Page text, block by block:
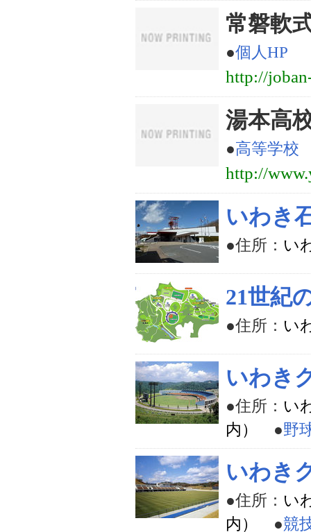
常磐軟
●個人HP
http://
湯本高
●高等学校
http://
いわき
●住所： い
21世紀
●住所： い
いわき
●住所： い
内）
●野
いわき
●住所： い
内）
●競